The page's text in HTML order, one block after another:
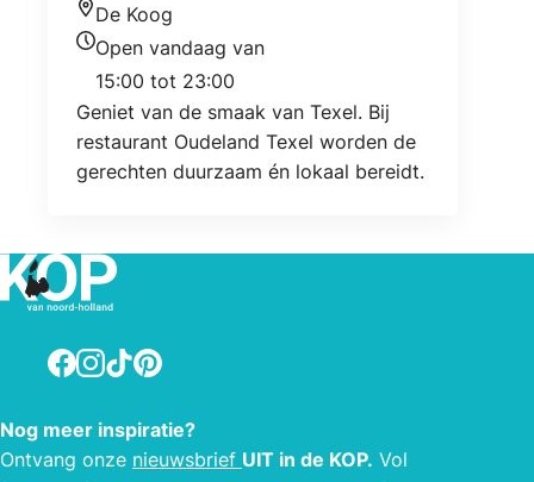
Locatie
De Koog
Openingstijden vandaag
Open vandaag van
15:00 tot 23:00
Geniet van de smaak van Texel. Bij
restaurant Oudeland Texel worden de
gerechten duurzaam én lokaal bereidt.
Facebook
Instagram
TikTokPinterest
Nog meer inspiratie?
Ontvang onze nieuwsbrief UIT in de KOP. Vol